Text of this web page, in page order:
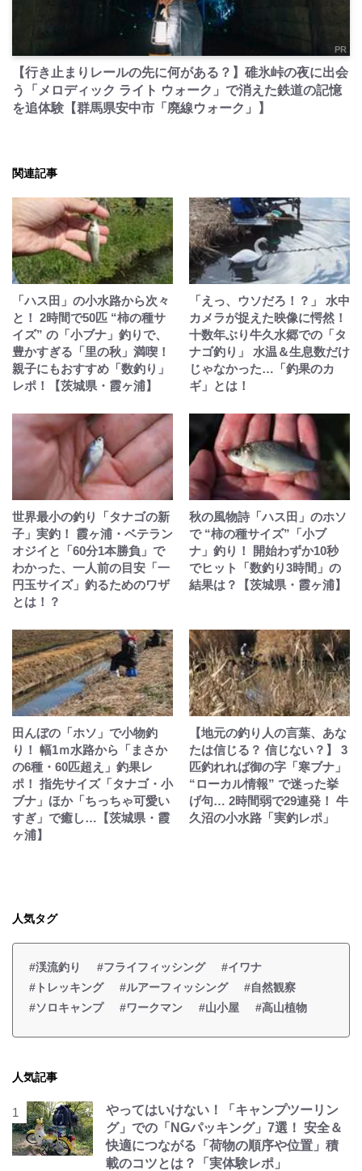
PR
【行き止まりレールの先に何がある？】碓氷峠の夜に出会
う「メロディック ライト ウォーク」で消えた鉄道の記憶
を追体験【群馬県安中市「廃線ウォーク」】
関連記事
「ハス田」の小水路から次々
と！ 2時間で50匹 “柿の種サ
イズ” の「小ブナ」釣りで、
豊かすぎる「里の秋」満喫！
親子にもおすすめ「数釣り」
レポ！【茨城県・霞ヶ浦】
「えっ、ウソだろ！？」 水中
カメラが捉えた映像に愕然！
十数年ぶり牛久水郷での「タ
ナゴ釣り」 水温＆生息数だけ
じゃなかった…「釣果のカ
ギ」とは！
世界最小の釣り「タナゴの新
子」実釣！ 霞ヶ浦・ベテラン
オジイと「60分1本勝負」で
わかった、一人前の目安「一
円玉サイズ」釣るためのワザ
とは！？
秋の風物詩「ハス田」のホソ
で “柿の種サイズ”「小ブ
ナ」釣り！ 開始わずか10秒
でヒット「数釣り3時間」の
結果は？【茨城県・霞ヶ浦】
田んぼの「ホソ」で小物釣
り！ 幅1ｍ水路から「まさか
の6種・60匹超え」釣果レ
ポ！ 指先サイズ「タナゴ・小
ブナ」ほか「ちっちゃ可愛い
すぎ」で癒し…【茨城県・霞
ヶ浦】
【地元の釣り人の言葉、あな
たは信じる？ 信じない？】 3
匹釣れれば御の字「寒ブナ」
“ローカル情報” で迷った挙
げ句… 2時間弱で29連発！ 牛
久沼の小水路「実釣レポ」
人気タグ
#渓流釣り #フライフィッシング
#イワナ
#トレッキング
#ルアーフィッシング
#自然観察
#ソロキャンプ
#ワークマン #山小屋 #高山植物
人気記事
やってはいけない！「キャンプツーリン
グ」での「NGパッキング」7選！ 安全＆
快適につながる「荷物の順序や位置」積
載のコツとは？「実体験レポ」